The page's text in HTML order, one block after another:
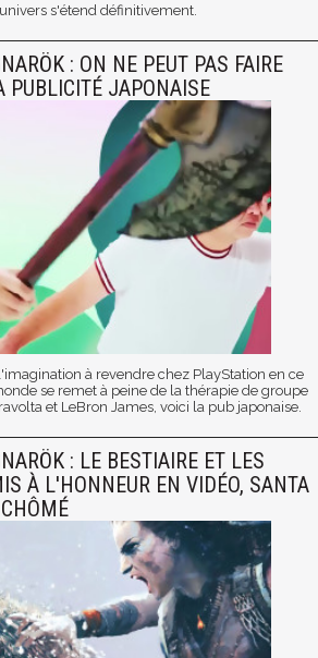
s'étend définitivement.
: ON NE PEUT PAS FAIRE
PUBLICITÉ JAPONAISE
à revendre chez PlayStation en ce
se remet à peine de la thérapie de groupe
et LeBron James, voici la pub japonaise.
: LE BESTIAIRE ET LES
À L'HONNEUR EN VIDÉO, SANTA